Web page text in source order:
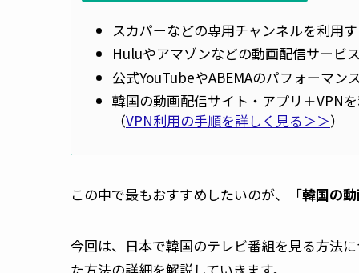
スカパーなどの専用チャンネルを利用
Huluやアマゾンなどの動画配信サービ
公式YouTubeやABEMAのパフォーマン
韓国の動画配信サイト・アプリ＋VPN
（VPN利用の手順を詳しく見る＞＞）
この中で最もおすすめしたいのが、「韓国の
今回は、日本で韓国のテレビ番組を見る方法